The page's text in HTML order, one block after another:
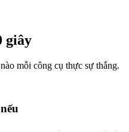
giây
mỗi công cụ thực sự thắng.